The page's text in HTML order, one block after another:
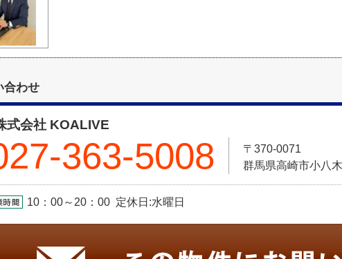
合わせ
式会社 KOALIVE
363-5008
〒370-0071
群馬県高崎市小八
10：00～20：00 定休日:水曜日